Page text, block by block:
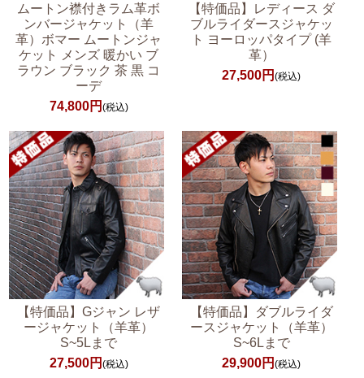
ムートン襟付きラム革ボ
ンバージャケット（羊
革）ボマー ムートンジャ
ケット メンズ 暖かい ブ
ラウン ブラック 茶 黒 コ
ーデ
74,800円 (税込)
【特価品】レディース ダ
ブルライダースジャケッ
ト ヨーロッパタイプ (羊
革）
27,500円(税込)
【特価品】Gジャン レザ
ージャケット（羊革）
S~5Lまで
27,500円 (税込)
【特価品】ダブルライダ
ースジャケット（羊革）
S~6Lまで
29,900円(税込)